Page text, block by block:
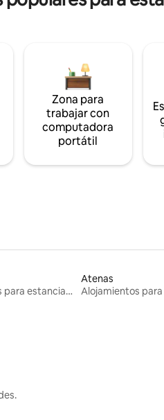
Zona para
trabajar con
computadora
portátil
Alojamientos para estancias largas
Atenas